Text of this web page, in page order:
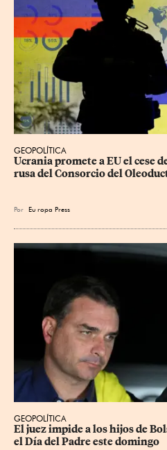
GEOPOLÍTICA
Ucrania promete a EU el cese
rusa del Consorcio del
Por Eu ropa Press
GEOPOLÍTICA
El juez impide a los hijos de
el Día del Padre este domingo